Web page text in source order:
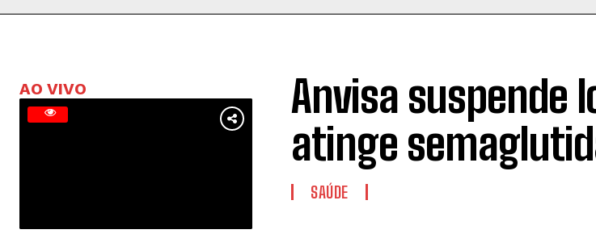
AO VIVO
Anvisa suspende
atinge
SAÚDE